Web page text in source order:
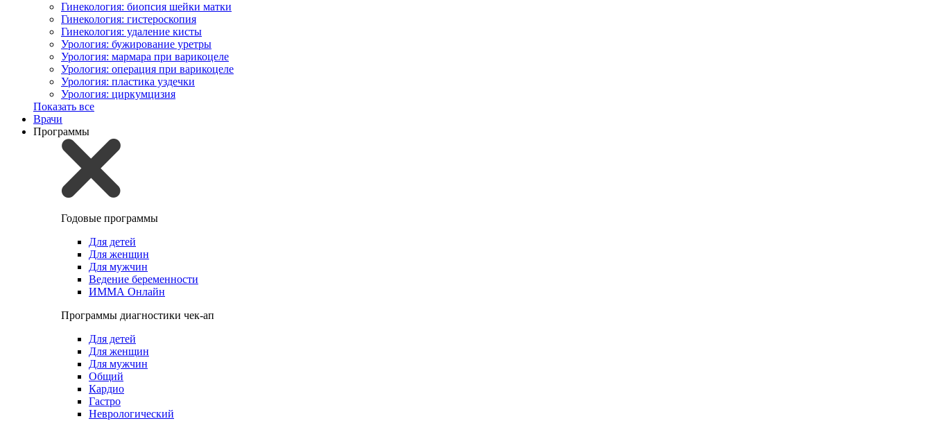
Гинекология: биопсия шейки матки
Гинекология: гистероскопия
Гинекология: удаление кисты
Урология: бужирование уретры
Урология: мармара при варикоцеле
Урология: операция при варикоцеле
Урология: пластика уздечки
Урология: циркумцизия
Показать все
Врачи
Программы
Годовые программы
Для детей
Для женщин
Для мужчин
Ведение беременности
ИММА Онлайн
Программы диагностики чек-ап
Для детей
Для женщин
Для мужчин
Общий
Кардио
Гастро
Неврологический